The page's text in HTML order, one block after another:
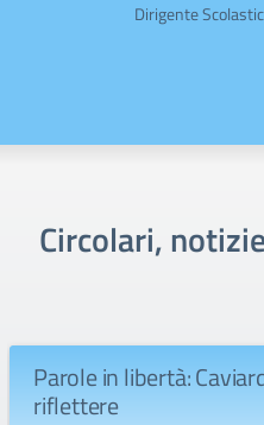
Dirigente
Circolari,
Parole in libertà:
riflettere